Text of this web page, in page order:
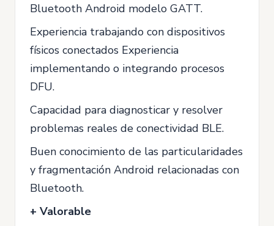
Bluetooth Android modelo GATT.
Experiencia trabajando con dispositivos
físicos conectados Experiencia
implementando o integrando procesos
DFU.
Capacidad para diagnosticar y resolver
problemas reales de conectividad BLE.
Buen conocimiento de las particularidades
y fragmentación Android relacionadas con
Bluetooth.
+ Valorable